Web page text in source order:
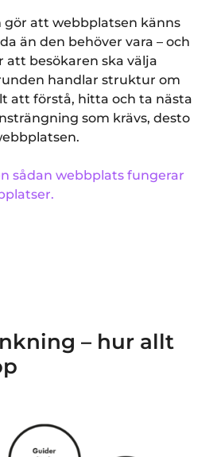
gör att webbplatsen känns
än den behöver vara – och
att besökaren ska välja
handlar struktur om
att förstå, hitta och ta nästa
som krävs, desto
sådan webbplats fungerar
– hur allt